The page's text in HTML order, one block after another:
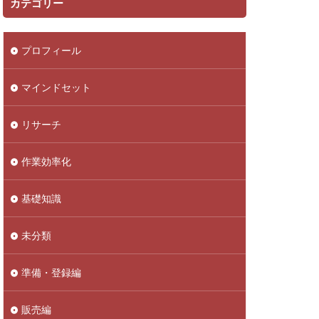
カテゴリー
プロフィール
マインドセット
リサーチ
作業効率化
基礎知識
未分類
準備・登録編
販売編